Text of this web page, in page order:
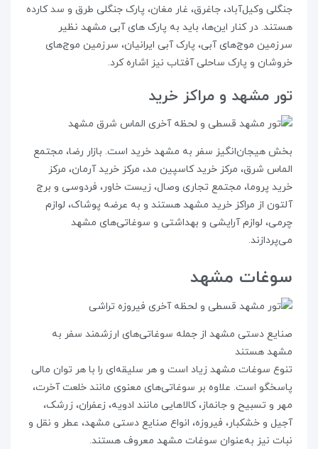
جنگلی وکیل‌آباد، جاغرق، غار مغان، پارک جنگلی طرق و سد کارده
هستند. در کنار این‌ها، باید به پارک‌ های آبی مشهد نظیر
سرزمین موج‌های آبی، پارک آبی ایرانیان، سرزمین موج‌های
خروشان و پارک ساحلی آفتاب نیز اشاره کرد.
تور مشهد و مراکز خرید
بخش هیجان‌انگیز سفر به مشهد خرید است. بازار رضا، مجتمع
الماس شرق، مرکز خرید کاسپین مد، مرکز خرید آرمان، مرکز
خرید پروما، مجتمع تجاری وصال، زیست خاور، فردوسی و برج
آلتون از مراکز خرید مشهد هستند و به عرضه پوشاک، لوازم
چرمی، لوازم آرایشی و بهداشتی و سوغاتی‌های مشهد
می‌پردازند.
سوغات مشهد
صنایع دستی مشهد از جمله سوغاتی‌های ارزشمند سفر به
مشهد هستند
تنوع سوغات مشهد زیاد است و هر سلیقه‌ای را با هر توان مالی
پاسخگو است. علاوه بر سوغاتی‌های معنوی مانند خلعت آخرت،
مهر و تسبیح و جانماز، کالاهایی مانند ادویه، زعفران، زرشک،
آجیل و خشکبار، فیروزه، انواع صنایع دستی مشهد، عطر و نقل و
نبات نیز به‌عنوان سوغات مشهد معروف هستند.